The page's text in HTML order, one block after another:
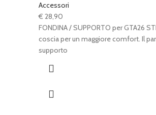
Accessori
€ 28,90
FONDINA / SUPPORTO per GTA26
coscia per un maggiore comfort. Il
supporto